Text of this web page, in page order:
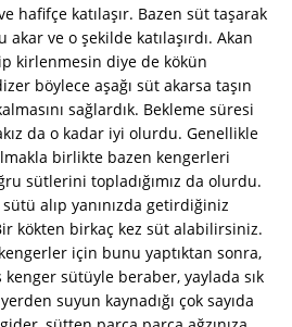
hafifçe katılaşır. Bazen süt taşarak
akar ve o şekilde katılaşırdı. Akan
kirlenmesin diye de kökün
böylece aşağı süt akarsa taşın
sağlardık. Bekleme süresi
da o kadar iyi olurdu. Genellikle
birlikte bazen kengerleri
sütlerini topladığımız da olurdu.
sütü alıp yanınızda getirdiğiniz
kökten birkaç kez süt alabilirsiniz.
için bunu yaptıktan sonra,
sütüyle beraber, yaylada sık
suyun kaynadığı çok sayıda